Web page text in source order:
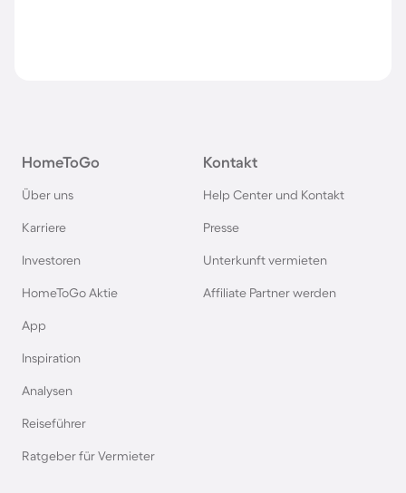
HomeToGo
Über uns
Karriere
Investoren
HomeToGo Aktie
App
Inspiration
Analysen
Reiseführer
Ratgeber für Vermieter
Kontakt
Help Center und Kontakt
Presse
Unterkunft vermieten
Affiliate Partner werden